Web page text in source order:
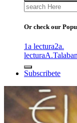
Search
for:
Or check our
1a lectura2a.
lecturaA.T
Subscribete